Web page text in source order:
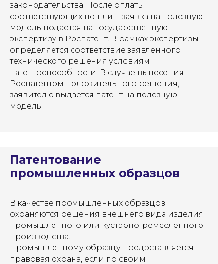
законодательства. После оплаты
соответствующих пошлин, заявка на полезную
модель подается на государственную
экспертизу в Роспатент. В рамках экспертизы
определяется соответствие заявленного
технического решения условиям
патентоспособности. В случае вынесения
Роспатентом положительного решения,
заявителю выдается патент на полезную
модель.
Патентование
промышленных образцов
В качестве промышленных образцов
охраняются решения внешнего вида изделия
промышленного или кустарно-ремесленного
производства.
Промышленному образцу предоставляется
правовая охрана, если по своим